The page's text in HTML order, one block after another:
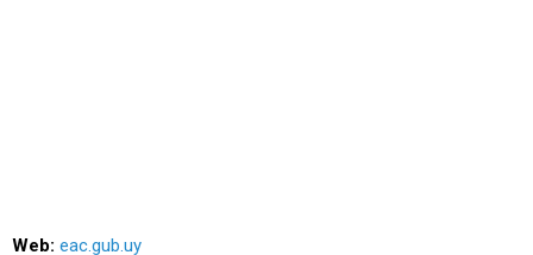
Web: eac.gub.uy